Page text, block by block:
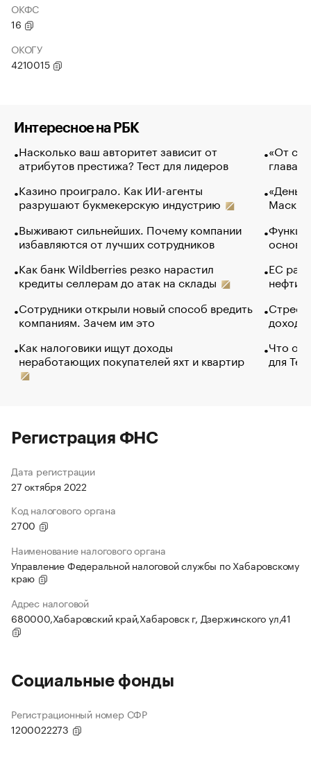
ОКФС
16
ОКОГУ
4210015
Интересное на РБК
Насколько ваш авторитет зависит от
атрибутов престижа? Тест для лидеров
Казино проиграло. Как ИИ-агенты
разрушают букмекерскую индустрию
Выживают сильнейших. Почему компании
избавляются от лучших сотрудников
Как банк Wildberries резко нарастил
кредиты селлерам до атак на склады
Сотрудники открыли новый способ вредить
компаниям. Зачем им это
Как налоговики ищут доходы
неработающих покупателей яхт и квартир
«От
глава
Маск в
основ
ЕС
нефти
Что
для
Регистрация ФНС
Дата регистрации
27 октября 2022
Код налогового органа
2700
Наименование налогового органа
Управление Федеральной налоговой службы по Хабаровскому
краю
Адрес налоговой
680000,Хабаровский край,Хабаровск г, Дзержинского ул,41
Социальные фонды
Регистрационный номер СФР
1200022273